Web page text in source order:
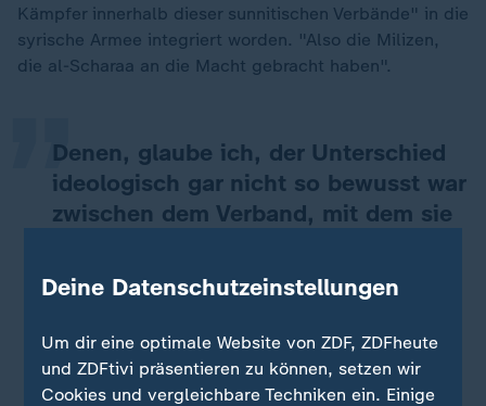
Kämpfer innerhalb dieser sunnitischen Verbände" in die
syrische Armee integriert worden. "Also die Milizen,
die al-Scharaa an die Macht gebracht haben".
Denen, glaube ich, der Unterschied
ideologisch gar nicht so bewusst war
zwischen dem Verband, mit dem sie
aus Sicht vieler Kämpfer gibt es da
auch nicht so viele ideologische
Differenzen.
„
Daniel Gerlach, Nahost-Experte
Deine Datenschutzeinstellungen
Um dir eine optimale Website von ZDF, ZDFheute
und ZDFtivi präsentieren zu können, setzen wir
Cookies und vergleichbare Techniken ein. Einige